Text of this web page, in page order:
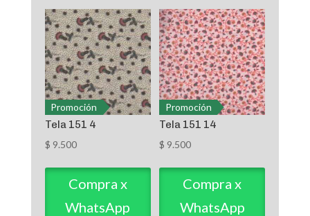
Promoción
Tela 151 4
$ 9.500
Compra x
WhatsApp
Promoción
Tela 151 14
$ 9.500
Compra x
WhatsApp